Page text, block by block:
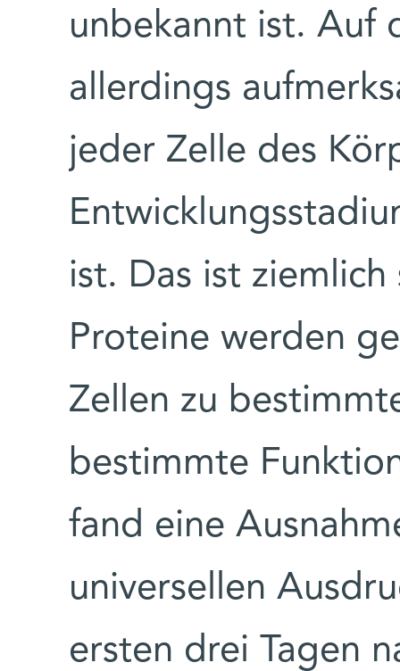
unbekannt ist. Auf
allerdings
jeder Zelle des
ist. Das ist
Proteine werden
Zellen zu
bestimmte
fand eine
universellen
ersten drei Tagen